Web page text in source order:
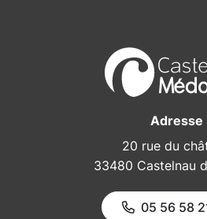
Adresse
20 rue du
33480 Castelnau
05 56 58